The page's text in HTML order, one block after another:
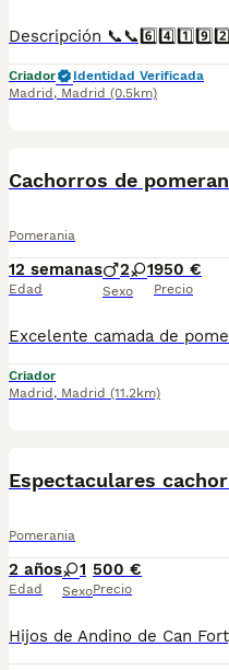
Criador
Identidad Verificada
Madrid , Madrid (0.5km)
Cachorros de
Pomerania
12 semanas
Edad
2 1
Sexo
950 €
Precio
Criador
Madrid , Madrid (11.2km)
Espectaculares
Pomerania
2 años
Edad
1
Sexo
500 €
Precio